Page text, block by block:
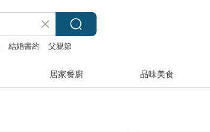
結婚書約 父親節
居家餐廚 品味美食